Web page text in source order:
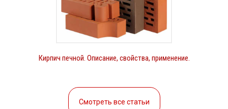
Кирпич печной. Описание, свойства, применение.
Смотреть все статьи